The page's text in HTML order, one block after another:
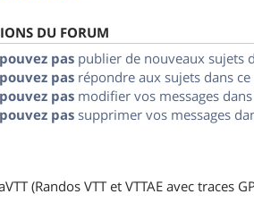
DU FORUM
pas publier de nouveaux sujets
pas répondre aux sujets dans
pas modifier vos messages
passupprimer vos messages
(Randos VTT et VTTAE avec traces